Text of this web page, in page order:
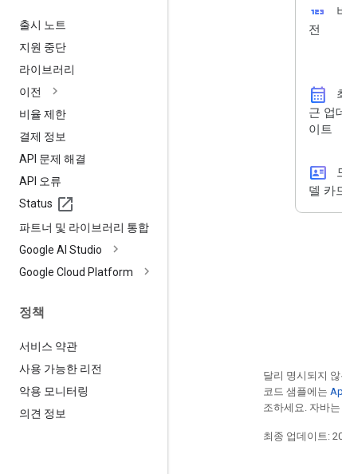
출시 노트
지원 중단
라이브러리
이전
비율 제한
결제 정보
API 문제 해결
API 오류
Status
파트너 및 라이브러리 통합
Google AI Studio
Google Cloud Platform
정책
서비스 약관
사용 가능한 리전
악용 모니터링
의견 정보
123
전
calendar_month
근 업
이트
id_card
델 카
달리 명시되지
코드 샘플에는
조하세요. 자바
최종 업데이트: